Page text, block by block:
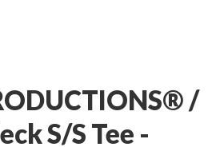
/
S/S Tee -